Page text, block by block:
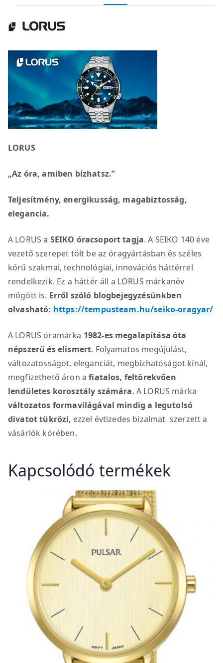
LORUS
„Az óra, amiben bízhatsz.”
Teljesítmény, energikusság, magabiztosság,
elegancia.
A LORUS a SEIKO óracsoport tagja. A SEIKO 140 éve
vezető szerepet tölt be az óragyártásban és széles
körű szakmai, technológiai, innovációs háttérrel
rendelkezik. Ez a háttér áll a LORUS márkanév
mögött is. Erről szóló blogbejegyzésünkben
olvasható: https://tempusteam.hu/seiko-oragyar/
A LORUS óramárka 1982-es megalapítása óta
népszerű és elismert. Folyamatos megújulást,
változatosságot, eleganciát, megbízhatóságot kínál,
megfizethető áron afiatalos, feltörekvően
lendületes korosztály számára. A LORUS márka
változatos formavilágával mindig a legutolsó
divatot tükrözi, ezzel évtizedes bizalmat szerzett a
vásárlók körében.
Kapcsolódó termékek